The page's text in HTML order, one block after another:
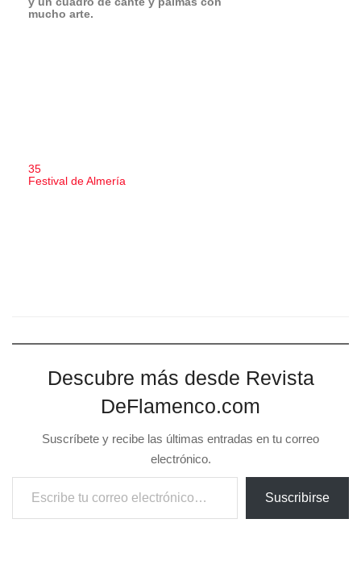
electrónico.
Oscar Herrero – La Guitarra Flamenca paso a paso (I),
RelatedPosts